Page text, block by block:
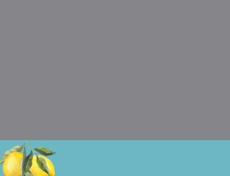
POGLEDAJTE I DRUGE PROIZVODE OVOG BRENDA